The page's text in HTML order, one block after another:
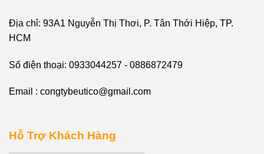
Địa chỉ: 93A1 Nguyễn Thị Thơi, P. Tân Thới Hiệp, TP.
HCM
Số điện thoại: 0933044257 - 0886872479
Email : congtybeutico@gmail.com
Hỗ Trợ Khách Hàng